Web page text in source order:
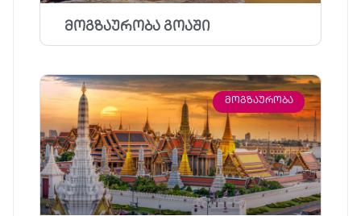
მოგზაურობა გოაში
ᲛᲝᲒᲖᲐᲣᲠᲝᲑᲐ